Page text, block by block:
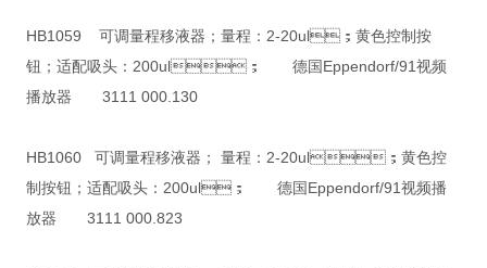
HB1059 可调量程移液器；量程：2-20ul；黄色控制按
钮；适配吸头：200ul； 德国Eppendorf/91视频
播放器 3111 000.130
HB1060 可调量程移液器； 量程：2-20ul；黄色控
制按钮；适配吸头：200ul； 德国Eppendorf/91视频播
放器 3111 000.823